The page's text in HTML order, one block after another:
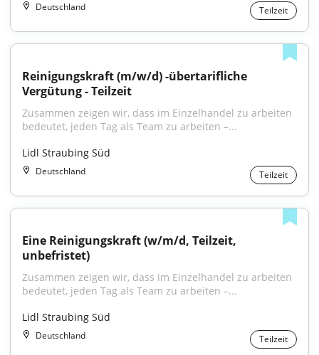
Deutschland Teilzeit
Reinigungskraft (m/w/d) -übertarifliche
Vergütung - Teilzeit
Zusammen zeigen wir, dass im Einzelhandel zu arbeiten
bedeutet, jeden Tag als Team zu arbeiten –...
Lidl Straubing Süd
Deutschland Teilzeit
Eine Reinigungskraft (w/m/d, Teilzeit,
unbefristet)
Zusammen zeigen wir, dass im Einzelhandel zu arbeiten
bedeutet, jeden Tag als Team zu arbeiten –...
Lidl Straubing Süd
Deutschland Teilzeit